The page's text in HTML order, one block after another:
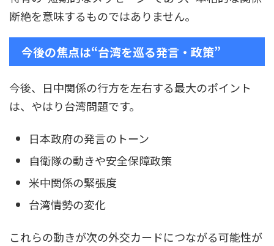
断絶を意味するものではありません。
今後の焦点は“台湾を巡る発言・政策”
今後、日中関係の行方を左右する最大のポイント
は、やはり台湾問題です。
日本政府の発言のトーン
自衛隊の動きや安全保障政策
米中関係の緊張度
台湾情勢の変化
これらの動きが次の外交カードにつながる可能性が